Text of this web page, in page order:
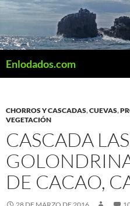
Saltar
al
contenido
Enlodados.com
CHORROS Y CASCADAS,CUEVAS,
VEGETACIÓN
CASCADA LAS
DE CACAO,